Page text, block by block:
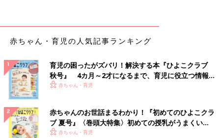
ケチャップ入れてケチャップライスにしたり」
●ささみの梅じそフライ
「ささみを開いて、青じそと叩いた梅干しをのせ、くるくる巻い
てフライに。冷凍保存可能なので、揚げたのをラップにくるんで
すめです。揚げたてみたいになりますよ！」
赤ちゃん・育児の人気記事ランキング
育児の困ったがズバリ！解決する本『ひよこクラブ
秋号』 4カ月～2才になるまで、育児に役立つ情報が
いっぱい！
赤ちゃん・育児
赤ちゃんのお世話まるわかり！『初めてのひよこクラ
ブ 夏号』〈巻頭大特集〉初めての授乳がうまくい
く！ おっぱい・ミルクの基本と夏のトラブル 解決テ
赤ちゃん・育児